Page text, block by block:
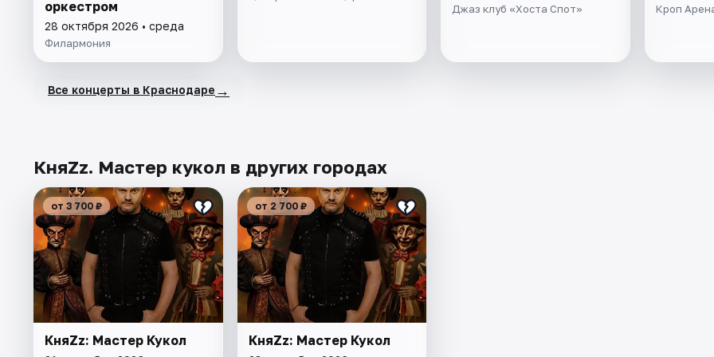
оркестром
28 октября 2026 • среда
Филармония
Джаз клуб «Хоста Спот»
Кроп
Все концерты в Краснодаре →
КняZz. Мастер кукол в других городах
от 3 700 ₽
КняZz: Мастер Кукол
от 2 700 ₽
КняZz: Мастер Кукол